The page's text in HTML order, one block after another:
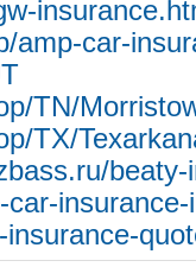
amp-car-
TN/
TX/